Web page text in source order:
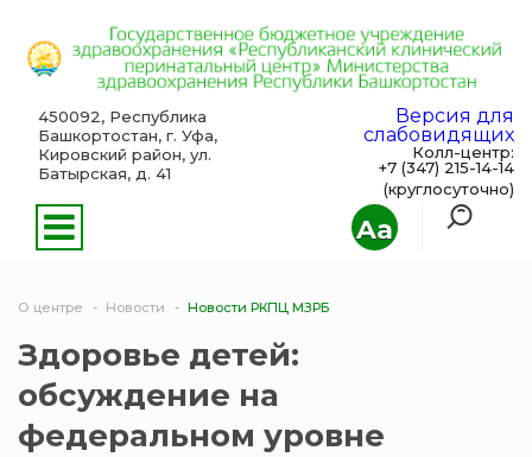
Aa
450092, Республика
Башкортостан, г. Уфа,
Кировский район, ул.
Батырская, д. 41
Версия для
слабовидящих
Колл-центр:
+7 (347) 215-14-14
(круглосуточно)
О центре Новости Новости РКПЦ МЗРБ
Здоровье детей:
обсуждение на
федеральном уровне